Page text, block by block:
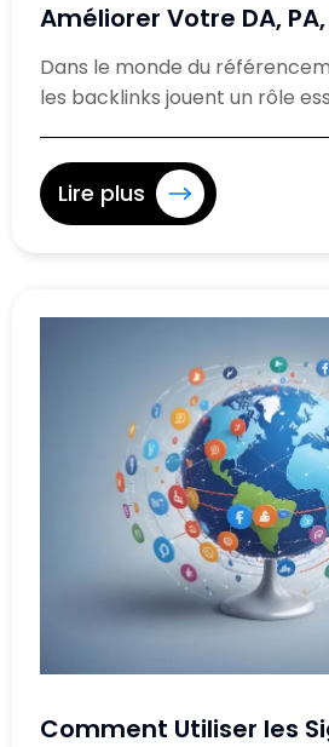
Améliorer Votre DA, PA,
Dans le monde du
les backlinks jouent un rôle
Lire plus
Comment Utiliser les